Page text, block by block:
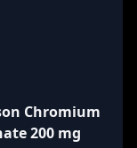
Chromium
200 mg